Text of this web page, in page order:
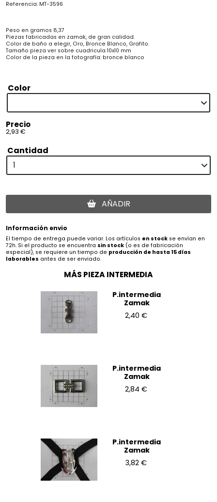
Referencia: MT-3596
Peso en gramos 8,37
Piezas fabricadas en zamak, de gran calidad.
Color de baño a elegir, Oro, Bronce Blanco, Grafito.
Tamaño pieza ver sobre cuadricula 10x10 mm
Color de la pieza en la fotografía: bronce blanco
Color
Precio
2,93 €
Cantidad
AÑADIR
Información envio
El tiempo de entrega puede variar. Los artículos en stock se envían en
72h. Si el producto se encuentra sin stock (o es de fabricación
especial), se requiere un tiempo de producción de hasta 15 días
laborables antes de ser enviado.
MÁS PIEZA INTERMEDIA
P.intermedia
Zamak
2,40 €
P.intermedia
Zamak
2,84 €
P.intermedia
Zamak
3,82 €